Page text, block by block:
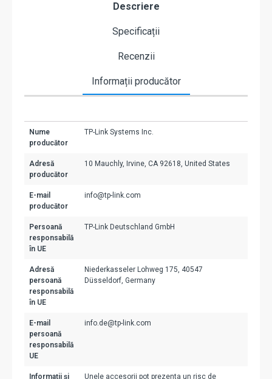
Descriere
Specificații
Recenzii
Informații producător
Nume
producător
TP-Link Systems Inc.
Adresă
producător
10 Mauchly, Irvine, CA 92618, United States
E-mail
producător
info@tp-link.com
Persoană
responsabilă
în UE
TP-Link Deutschland GmbH
Adresă
persoană
responsabilă
în UE
Niederkasseler Lohweg 175, 40547
Düsseldorf, Germany
E-mail
persoană
responsabilă
UE
info.de@tp-link.com
Informații și
Unele accesorii pot prezenta un risc de